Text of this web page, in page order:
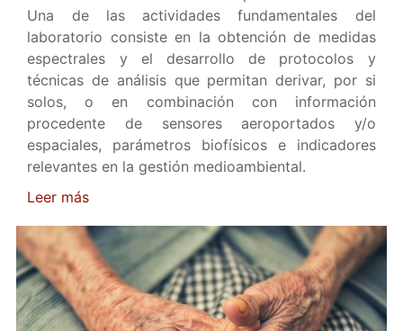
Una de las actividades fundamentales del
laboratorio consiste en la obtención de medidas
espectrales y el desarrollo de protocolos y
técnicas de análisis que permitan derivar, por si
solos, o en combinación con información
procedente de sensores aeroportados y/o
espaciales, parámetros biofísicos e indicadores
relevantes en la gestión medioambiental.
Leer más